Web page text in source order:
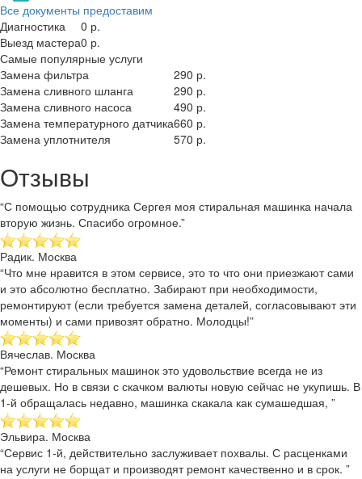
Все документы предоставим
Диагностика
0 р.
Выезд мастера0 р.
Самые популярные услуги
Замена фильтра
290 р.
Замена сливного шланга
290 р.
Замена сливного насоса
490 р.
Замена температурного датчика660 р.
Замена уплотнителя
570 р.
Отзывы
“С помощью сотрудника Сергея моя стиральная машинка начала
вторую жизнь. Спасибо огромное.”
Радик. Москва
“Что мне нравится в этом сервисе, это то что они приезжают сами
и это абсолютно бесплатно. Забирают при необходимости,
ремонтируют (если требуется замена деталей, согласовывают эти
моменты) и сами привозят обратно. Молодцы!”
Вячеслав. Москва
“Ремонт стиральных машинок это удовольствие всегда не из
дешевых. Но в связи с скачком валюты новую сейчас не укупишь. В
1-й обращалась недавно, машинка скакала как сумашедшая, ”
Эльвира. Москва
“Сервис 1-й, действительно заслуживает похвалы. С расценками
на услуги не борщат и производят ремонт качественно и в срок. ”